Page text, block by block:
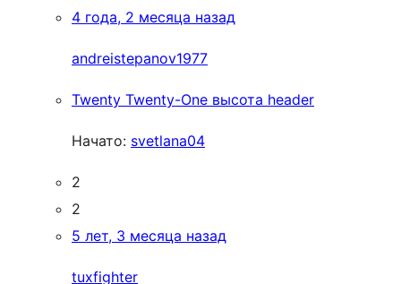
4 года, 2 месяца назад
andreistepanov1977
Twenty Twenty-One высота header
Начато: svetlana04
2
2
5 лет, 3 месяца назад
tuxfighter